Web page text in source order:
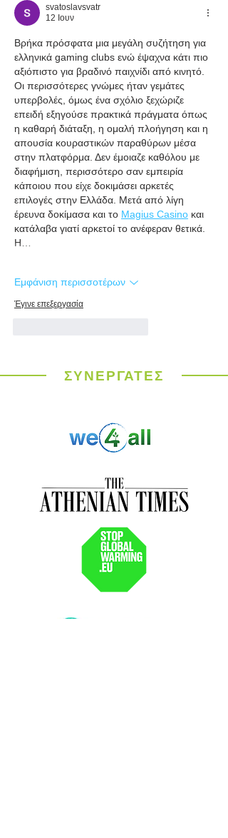
svatoslavsvatr
12 Ιουν
Βρήκα πρόσφατα μια μεγάλη συζήτηση για
ελληνικά gaming clubs ενώ έψαχνα κάτι πιο
αξιόπιστο για βραδινό παιχνίδι από κινητό.
Οι περισσότερες γνώμες ήταν γεμάτες
υπερβολές, όμως ένα σχόλιο ξεχώριζε
επειδή εξηγούσε πρακτικά πράγματα όπως
η καθαρή διάταξη, η ομαλή πλοήγηση και η
απουσία κουραστικών παραθύρων μέσα
στην πλατφόρμα. Δεν έμοιαζε καθόλου με
διαφήμιση, περισσότερο σαν εμπειρία
κάποιου που είχε δοκιμάσει αρκετές
επιλογές στην Ελλάδα. Μετά από λίγη
έρευνα δοκίμασα και το Magius Casino και
κατάλαβα γιατί αρκετοί το ανέφεραν θετικά.
Η…
Εμφάνιση περισσοτέρων
Έγινε επεξεργασία
ΣΥΝΕΡΓΑΤΕΣ